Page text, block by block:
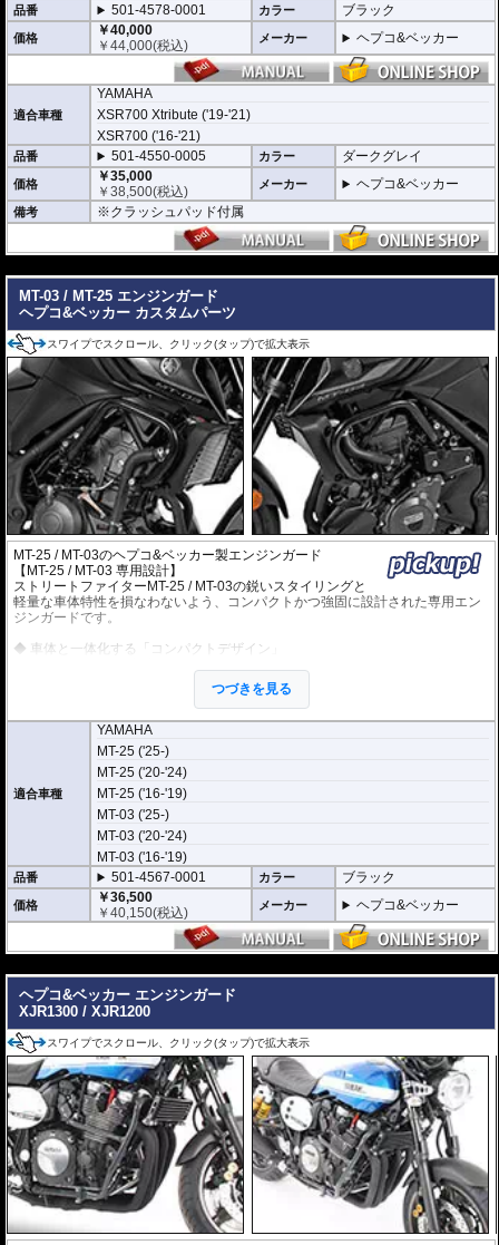
品質の差別化
ヘプコ&ベッカーのエンジンガードにはパイプ内部に性質の異なる特殊強化パ
イプをさらに1本追加させた2重構造を採用。
肉厚スチールの加工が施されている車両接合ポイントはトライ&エラーより導
きだされた耐衝撃性に優れた構造です。
また多点支持や、パイプのつなぎ方も差し込みタイプとすることで、充分な強
度を確保。
これらのこだわりを元に、各所にツーリングライフの向上に貢献できるよう工
夫が施されています。
品番 501-4578-0001 カラー ブラック
価格
￥40,000
￥44,000(税込) メーカー ヘプコ&ベッカー
適合車種
YAMAHA
XSR700 Xtribute ('19-'21)
XSR700 ('16-'21)
品番 501-4550-0005 カラー ダークグレイ
価格
￥35,000
￥38,500(税込) メーカー ヘプコ&ベッカー
備考 ※クラッシュパッド付属
MT-03 / MT-25 エンジンガード
ヘプコ&ベッカー カスタムパーツ
スワイプでスクロール、クリック(タップ)で拡大表示
MT-25 / MT-03のヘプコ&ベッカー製エンジンガード
【MT-25 / MT-03 専用設計】
ストリートファイターMT-25 / MT-03の鋭いスタイリングと
軽量な車体特性を損なわないよう、コンパクトかつ強固に設計された専用エン
ジンガードです。
◆ 車体と一体化する「コンパクトデザイン」
要最小限に抑えた設計です。車幅の増加を抑えることで、すり抜けや狭い場所
での取り回しやすさを維持しつつ、万が一の転倒時にはエンジンの主要部分を
◆ エンジンマウントを利用した「ダイレクト固定」
フレームとエンジンを結合するマウントボルト（エンジン懸架部）を利用して
共締めを行う構造です。M10の太径ボルトを使用し、強度の高いポイントで確
実に固定することで、転倒時の衝撃をフレーム全体に分散させ、エンジンブロ
ックへのダメージを最小限に抑えます。
◆ メンテナンス性に配慮した「分割構造」
左右のガードが独立したセパレート構造を採用しています。これにより、取り
付け作業がスムーズに行えるだけでなく、オイル交換などの日常メンテナンス
時にもガードを取り外す必要がなく、実用性を犠牲にしない使い勝手の良さを
実現しています。
ライダーを そしてマシンを護る、ドイツの鉄壁。
ヘプコ&ベッカー製 エンジンガードは、単なるドレスアップパーツではありま
せん。 それは、予期せぬアクシデントからライダーを最優先に守り、同時に愛
【選ばれる理由】
ライダーを守る「生存空間」の確保: 転倒時、地面と車体の間に十分なスペース
を作り出すよう設計されています。これにより、重量級のマシンであってもラ
イダーの足が挟み込まれるリスクを大幅に軽減。怪我のリスクを最小限に抑
え、アクシデント後のリカバリーを助けます。
衝撃を逃がす設計思想: ただ硬いだけではありません。車種ごとのフレーム強度
や重心を分析し、衝撃を多点支持で分散。ライダーへの衝撃緩和はもちろん、
車体フレームへのダメージも最小限に留めることで、自走不能な状態（レッカ
ー移動）を回避します。
Made in Germanyの品質: 高精度な冷間曲げ加工と、均一で強固な溶接技術。ド
イツ本国で生産されるそのパイプは、ライダーの安全を託すに足る、強靭な守
り神として完成されています。
つづきを見る
適合車種
YAMAHA
MT-25 ('25-)
MT-25 ('20-'24)
MT-25 ('16-'19)
MT-03 ('25-)
MT-03 ('20-'24)
MT-03 ('16-'19)
品番 501-4567-0001 カラー ブラック
価格
￥36,500
￥40,150(税込) メーカー ヘプコ&ベッカー
ヘプコ&ベッカー エンジンガード
XJR1300 / XJR1200
スワイプでスクロール、クリック(タップ)で拡大表示